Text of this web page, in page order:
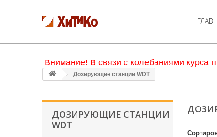
Внимание! В связи с колебаниями курса
Дозирующие станции WDT
ДОЗИРУЮЩИЕ СТАНЦИИ
WDT